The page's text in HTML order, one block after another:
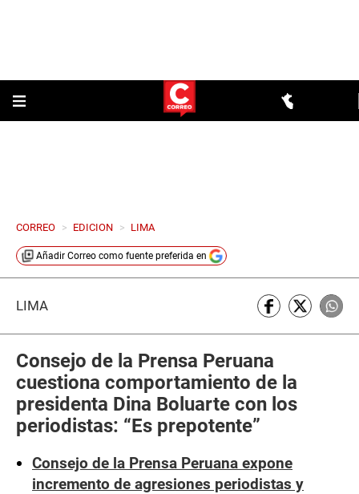
CORREO > EDICION > LIMA
Añadir Correo como fuente preferida en
LIMA
Consejo de la Prensa Peruana
cuestiona comportamiento de la
presidenta Dina Boluarte con los
periodistas: “Es prepotente”
Consejo de la Prensa Peruana expone
incremento de agresiones periodistas y